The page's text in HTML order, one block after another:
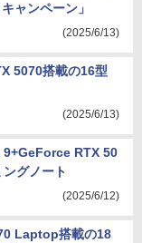
ャンペーン」
(2025/6/13)
5070搭載の16型
(2025/6/13)
9+GeForce RTX 50
グノート
(2025/6/12)
Laptop搭載の18